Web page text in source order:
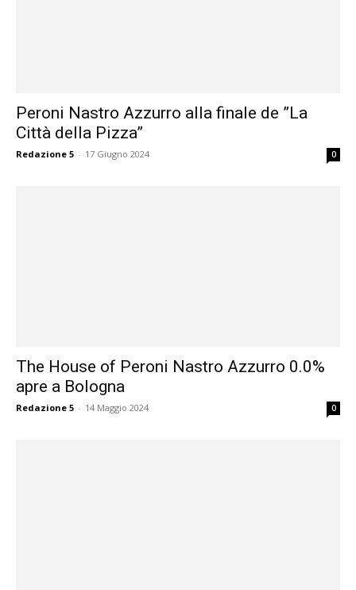
Peroni Nastro Azzurro alla finale de ”La
Città della Pizza”
Redazione 5 - 17 Giugno 2024 0
The House of Peroni Nastro Azzurro 0.0%
apre a Bologna
Redazione 5 - 14 Maggio 2024 0